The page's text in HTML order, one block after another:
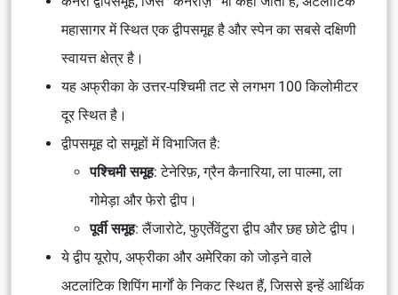
महासागर में स्थित एक द्वीपसमूह है और स्पेन का सबसे दक्षिणी
स्वायत्त क्षेत्र है।
यह अफ्रीका के उत्तर-पश्चिमी तट से लगभग 100 किलोमीटर
दूर स्थित है।
द्वीपसमूह दो समूहों में विभाजित है:
पश्चिमी समूह: टेनेरिफ़, ग्रैन कैनारिया, ला पाल्मा, ला
गोमेड़ा और फेरो द्वीप।
पूर्वी समूह: लैंजारोटे, फुएर्तेवेंटुरा द्वीप और छह छोटे द्वीप।
ये द्वीप यूरोप, अफ्रीका और अमेरिका को जोड़ने वाले
अटलांटिक शिपिंग मार्गों के निकट स्थित हैं, जिससे इन्हें आर्थिक